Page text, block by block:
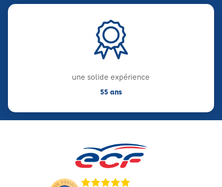
une solide expérience
55 ans